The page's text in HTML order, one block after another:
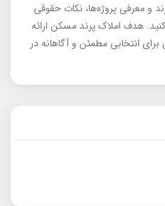
و معرفی پروژه‌ها، نکات حقوقی
کنید. هدف املاک پرند مسکن ارائه
انتخابی مطمئن و آگاهانه در